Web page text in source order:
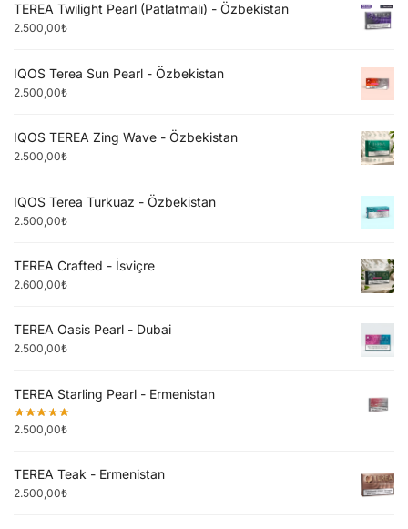
TEREA Twilight Pearl (Patlatmalı) - Özbekistan
2.500,00₺
IQOS Terea Sun Pearl - Özbekistan
2.500,00₺
IQOS TEREA Zing Wave - Özbekistan
2.500,00₺
IQOS Terea Turkuaz - Özbekistan
2.500,00₺
TEREA Crafted - İsviçre
2.600,00₺
TEREA Oasis Pearl - Dubai
2.500,00₺
TEREA Starling Pearl - Ermenistan
2.500,00₺
TEREA Teak - Ermenistan
2.500,00₺